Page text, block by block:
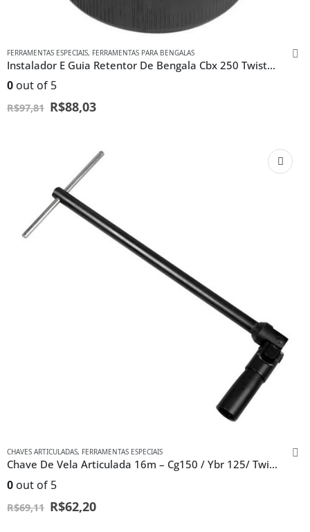
FERRAMENTAS ESPECIAIS, FERRAMENTAS PARA BENGALAS
Instalador E Guia Retentor De Bengala Cbx 250 Twister Fb
0 out of 5
R$97,81 R$88,03
CHAVES ARTICULADAS, FERRAMENTAS ESPECIAIS
Chave De Vela Articulada 16m – Cg150 / Ybr 125/ Twister
0 out of 5
R$69,11 R$62,20